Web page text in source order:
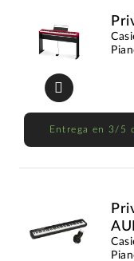
Entrega en 3/5